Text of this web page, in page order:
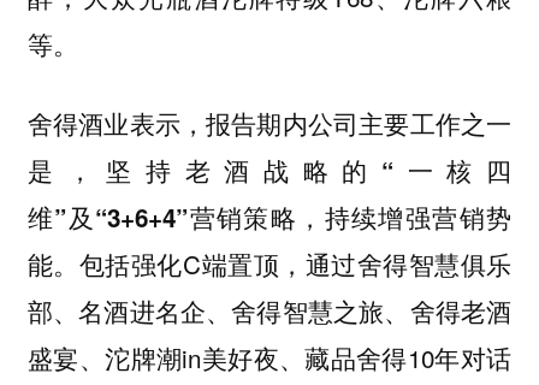
等。
舍得酒业表示，报告期内公司主要工作之一
是，坚持老酒战略的“一核四
维”及“3+6+4”营销策略，持续增强营销势
能。 包括强化C端置顶，通过舍得智慧俱乐
部、名酒进名企、舍得智慧之旅、舍得老酒
盛宴、沱牌潮in美好夜、藏品舍得10年对话